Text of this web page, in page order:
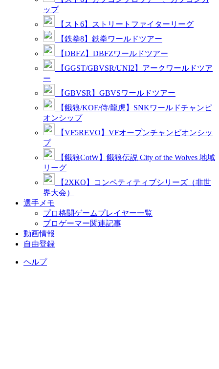
ップ
【スト6】ストリートファイターリーグ
【鉄拳8】鉄拳ワールドツアー
【DBFZ】DBFZワールドツアー
【GGST/GBVSR/UNI2】アークワールドツア
ー
【GBVSR】GBVSワールドツアー
【餓狼/KOF/侍/龍虎】SNKワールドチャンピ
オンシップ
【VF5REVO】VFオープンチャンピオンシッ
プ
【餓狼CotW】餓狼伝説 City of the Wolves 地域
リーグ
【2XKO】コンペティティブシリーズ（非世
界大会）
選手メモ
プロ格闘ゲームプレイヤー一覧
プロゲーマー関連記事
動画情報
自由登録
ヘルプ